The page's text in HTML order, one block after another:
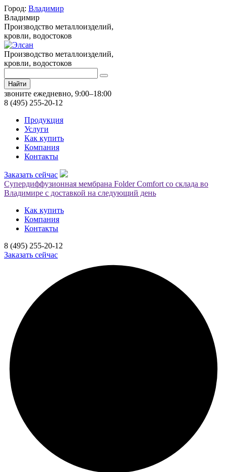
Город: Владимир
Владимир
Производство металлоизделий,
кровли, водостоков
Производство металлоизделий,
кровли, водостоков
Найти
звоните ежедневно, 9:00–18:00
8 (495) 255-20-12
Продукция
Услуги
Как купить
Компания
Контакты
Заказать сейчас
Супердиффузионная мембрана Folder Comfort со склада во
Владимире с доставкой на следующий день
Как купить
Компания
Контакты
8 (495) 255-20-12
Заказать сейчас